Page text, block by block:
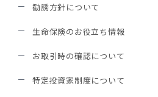
勧誘方針について
生命保険のお役立ち情報
お取引時の確認について
特定投資家制度について